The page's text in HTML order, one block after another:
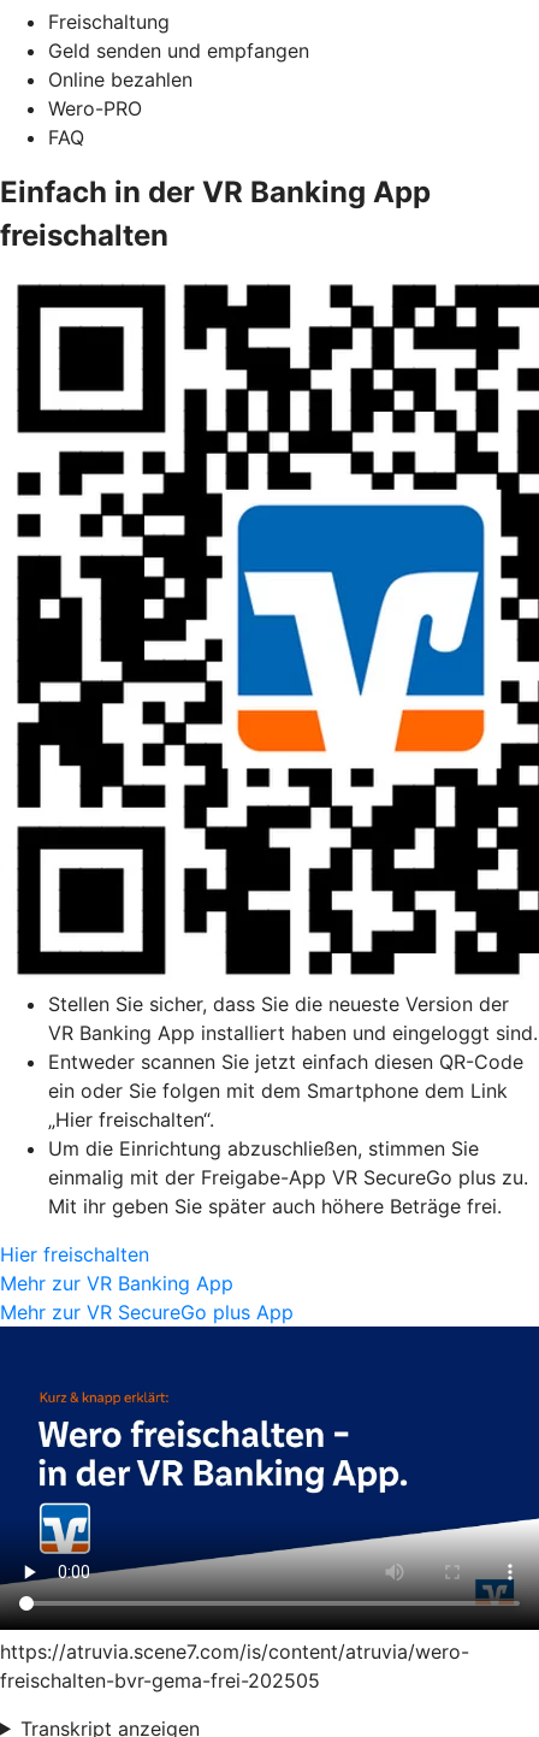
Freischaltung
Geld senden und empfangen
Online bezahlen
Wero-PRO
FAQ
Einfach in der VR Banking App
freischalten
Stellen Sie sicher, dass Sie die neueste Version der
VR Banking App installiert haben und eingeloggt sind.
Entweder scannen Sie jetzt einfach diesen QR-Code
ein oder Sie folgen mit dem Smartphone dem Link
„Hier freischalten“.
Um die Einrichtung abzuschließen, stimmen Sie
einmalig mit der Freigabe-App VR SecureGo plus zu.
Mit ihr geben Sie später auch höhere Beträge frei.
Hier freischalten
Mehr zur VR Banking App
Mehr zur VR SecureGo plus App
https://atruvia.scene7.com/is/content/atruvia/wero-
freischalten-bvr-gema-frei-202505
Transkript anzeigen